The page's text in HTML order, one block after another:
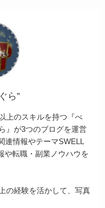
ら”
上のスキルを持つ『べ
』が3つのブログを運営
連情報やテーマSWELL
や転職・副業ノウハウを
の経験を活かして、写真